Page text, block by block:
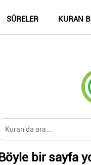
SÛRELER KURAN
Böyle bir sayfa